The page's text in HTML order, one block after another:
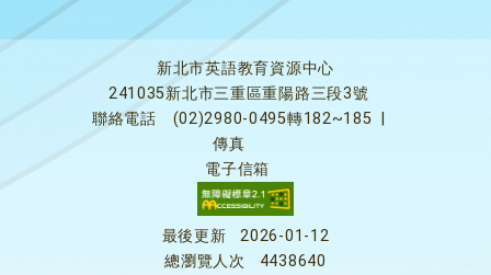
新北市英語教育資源中心
241035新北市三重區重陽路三段3號
聯絡電話
(02)2980-0495轉182~185
傳真
電子信箱
最後更新
2026-01-12
總瀏覽人次
4438640